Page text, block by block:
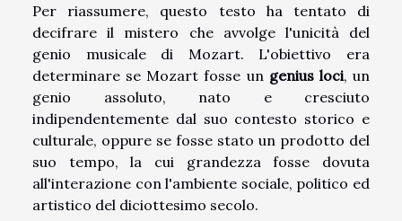
Per riassumere, questo testo ha tentato di
decifrare il mistero che avvolge l'unicità del
genio musicale di Mozart. L'obiettivo era
determinare se Mozart fosse un genius loci, un
genio assoluto, nato e cresciuto
indipendentemente dal suo contesto storico e
culturale, oppure se fosse stato un prodotto del
suo tempo, la cui grandezza fosse dovuta
all'interazione con l'ambiente sociale, politico ed
artistico del diciottesimo secolo.